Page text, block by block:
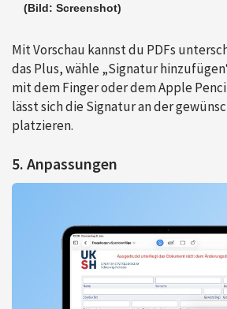
(Bild: Screenshot)
Mit Vorschau kannst du PDFs
das Plus, wähle „Signatur
mit dem Finger oder dem Apple
lässt sich die Signatur an der
platzieren.
5. Anpassungen